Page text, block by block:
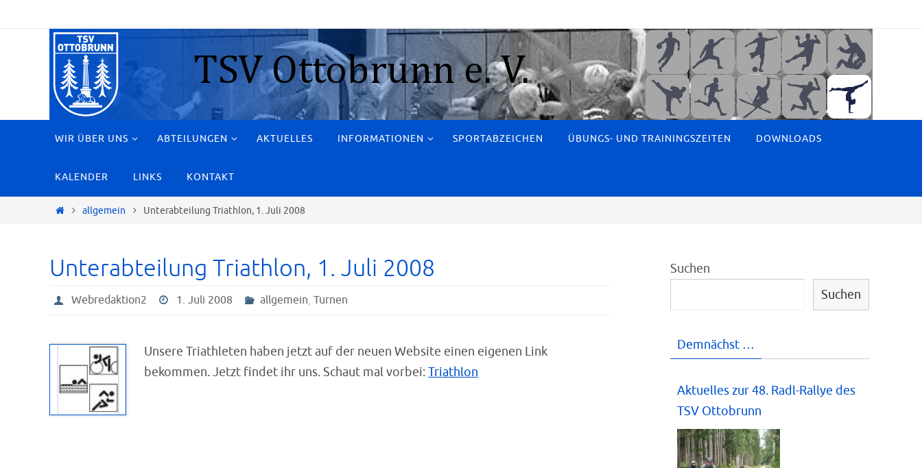
WIR ÜBER UNS ABTEILUNGEN AKTUELLES INFORMATIONEN SPORTABZEICHEN ÜBUNGS- UND TRAININGSZEITEN DOWNLOADS
KALENDER LINKS KONTAKT
Startallgemein Unterabteilung Triathlon, 1. Juli 2008
Unterabteilung Triathlon, 1. Juli 2008
Webredaktion2 1. Juli 2008 allgemein,Turnen
Unsere Triathleten haben jetzt auf der neuen Website einen eigenen Link
bekommen. Jetzt findet ihr uns. Schaut mal vorbei:Triathlon
Suchen
Suchen
Demnächst …
Aktuelles zur 48. Radl-Rallye des
TSV Ottobrunn